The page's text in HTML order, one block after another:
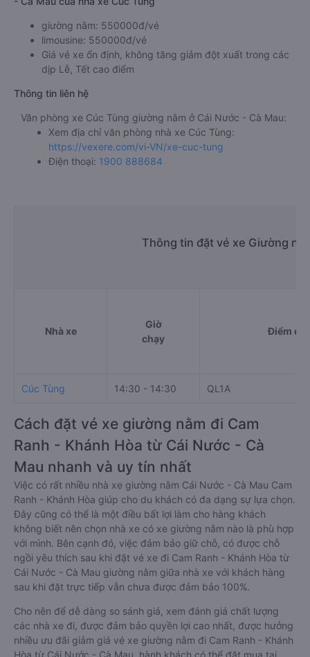
giường nằm: 550000đ/vé
limousine: 550000đ/vé
Giá vé xe ổn định, không tăng giảm đột xuất trong các
dịp Lễ, Tết cao điểm
Thông tin liên hệ
Văn phòng xe Cúc Tùng giường nằm ở Cái Nước - Cà Mau:
Xem địa chỉ văn phòng nhà xe Cúc Tùng:
https://vexere.com/vi-VN/xe-cuc-tung
Điện thoại: 1900 888684
Thông tin đặt vé xe Giường
Nhà xe
Giờ
chạy
Điểm đi
Cúc Tùng 14:30 - 14:30 QL1A
Cách đặt vé xe giường nằm đi Cam
Ranh - Khánh Hòa từ Cái Nước - Cà
Mau nhanh và uy tín nhất
Việc có rất nhiều nhà xe giường nằm Cái Nước - Cà Mau Cam
Ranh - Khánh Hòa giúp cho du khách có đa dạng sự lựa chọn.
Đây cũng có thể là một điều bất lợi làm cho hàng khách
không biết nên chọn nhà xe có xe giường nằm nào là phù hợp
với mình. Bên cạnh đó, việc đảm bảo giữ chỗ, có được chỗ
ngồi yêu thích sau khi đặt vé xe đi Cam Ranh - Khánh Hòa từ
Cái Nước - Cà Mau giường nằm giữa nhà xe với khách hàng
sau khi đặt trực tiếp vẫn chưa được đảm bảo 100%.
Cho nên để dễ dàng so sánh giá, xem đánh giá chất lượng
các nhà xe đi, được đảm bảo quyền lợi cao nhất, được hưởng
nhiều ưu đãi giảm giá vé xe giường nằm đi Cam Ranh - Khánh
Hòa từ Cái Nước - Cà Mau, hành khách có thể đặt mua tại